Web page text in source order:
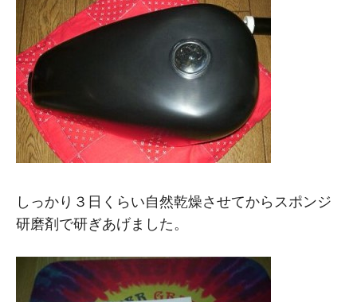
しっかり３日くらい自然乾燥させてからスポンジ
研磨剤で研ぎあげました。